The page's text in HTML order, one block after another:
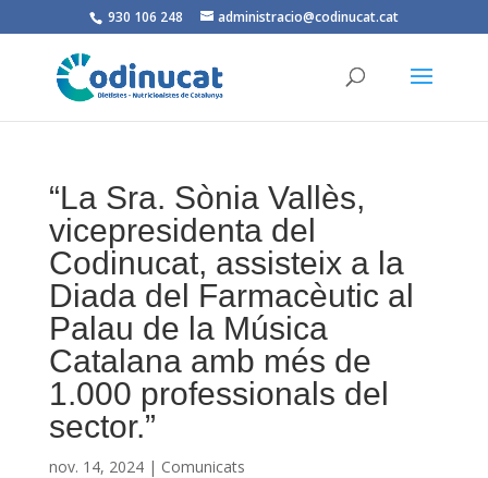
930 106 248 administracio@codinucat.cat
“La Sra. Sònia Vallès,
vicepresidenta del
Codinucat, assisteix a la
Diada del Farmacèutic al
Palau de la Música
Catalana amb més de
1.000 professionals del
sector.”
nov. 14, 2024| Comunicats